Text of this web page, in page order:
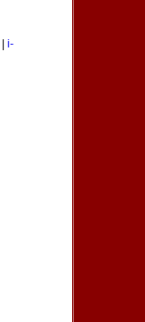
i-